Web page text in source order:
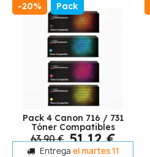
-20% Pack
Pack 4 Canon 716 / 731
Tóner Compatibles
63,90 € 51,12 €
Entrega el martes 11